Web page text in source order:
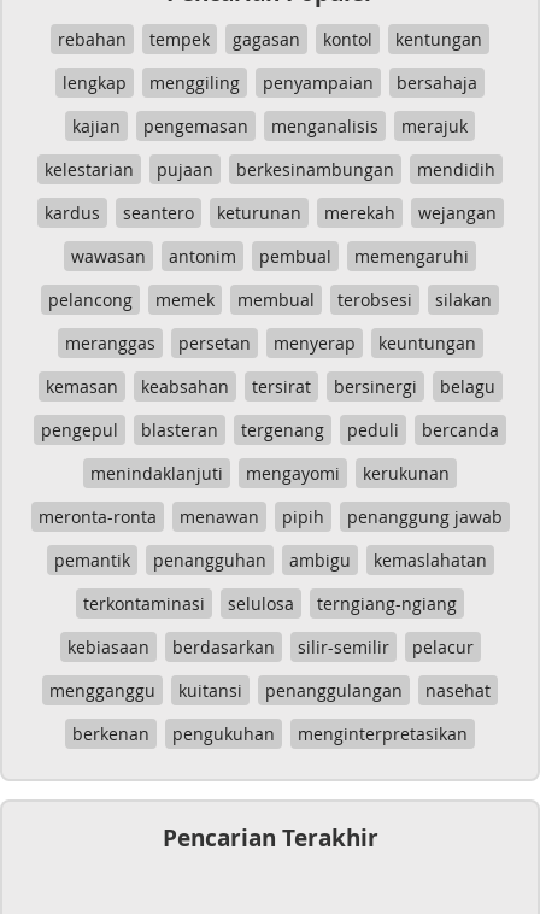
rebahan tempek gagasan kontol
kentungan
lengkap
menggiling penyampaian
bersahaja
kajian
pengemasan menganalisis
merajuk
kelestarian
pujaan berkesinambungan
mendidih
kardus
seantero keturunan merekah
wejangan
wawasan
antonim pembual
memengaruhi
pelancong
memek membual terobsesi
silakan
meranggas
persetan menyerap
keuntungan
kemasan
keabsahan tersirat bersinergi
belagu
pengepul
blasteran tergenang peduli
bercanda
menindaklanjuti
mengayomi
kerukunan
meronta-ronta
menawan pipih
penanggung jawab
pemantik
penangguhan ambigu
kemaslahatan
terkontaminasi
selulosa
terngiang-ngiang
kebiasaan
berdasarkan silir-semilir
pelacur
mengganggu
kuitansi penanggulangan
nasehat
berkenan
pengukuhan menginterpretasikan
Pencarian Terakhir